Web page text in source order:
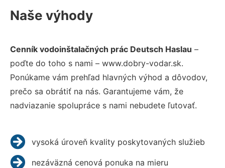
Naše výhody
Cenník vodoinštalačných prác Deutsch Haslau –
poďte do toho s nami – www.dobry-vodar.sk.
Ponúkame vám prehľad hlavných výhod a dôvodov,
prečo sa obrátiť na nás. Garantujeme vám, že
nadviazanie spolupráce s nami nebudete ľutovať.
vysoká úroveň kvality poskytovaných služieb
nezáväzná cenová ponuka na mieru